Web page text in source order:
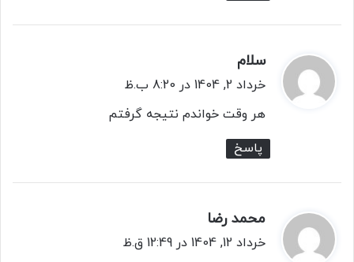
سلام
ف خرداد 2, 1404 در 8:20 ب.ظ
هر وقت خواندم نتیجه گرفتم
پاسخ
محمد رضا
ف
خرداد 12, 1404 در 12:49 ق.ظ